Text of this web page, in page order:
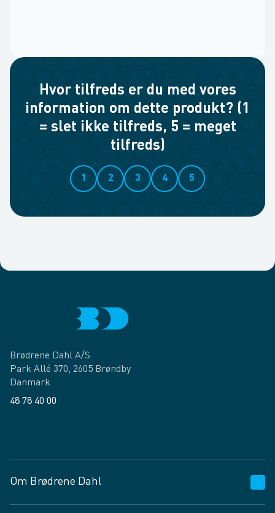
Hvor tilfreds er du med vores
information om dette produkt? (1
= slet ikke tilfreds, 5 = meget
tilfreds)
1 2 3 4 5
Brødrene Dahl A/S
Park Allé 370, 2605 Brøndby
Danmark
48 78 40 00
Om Brødrene Dahl